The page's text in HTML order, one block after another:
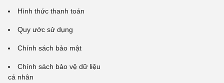
Hình thức thanh toán
Quy ước sử dụng
Chính sách bảo mật
Chính sách bảo vệ dữ liệu
cá nhân